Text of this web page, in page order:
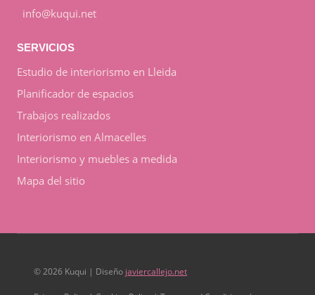
info@kuqui.net
SERVICIOS
Estudio de interiorismo en Lleida
Planificador de espacios
Trabajos realizados
Interiorismo en Almacelles
Interiorismo y muebles a medida
Mapa del sitio
© 2026 Kuqui | Diseño javiercallejo.net